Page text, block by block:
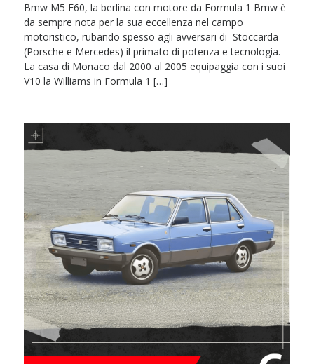
Bmw M5 E60, la berlina con motore da Formula 1 Bmw è
da sempre nota per la sua eccellenza nel campo
motoristico, rubando spesso agli avversari di Stoccarda
(Porsche e Mercedes) il primato di potenza e tecnologia.
La casa di Monaco dal 2000 al 2005 equipaggia con i suoi
V10 la Williams in Formula 1 […]